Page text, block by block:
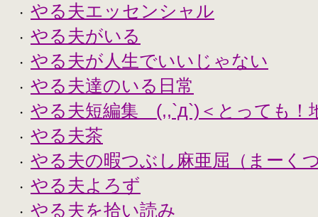
・ やる夫エッセンシャル
・ やる夫がいる
・ やる夫が人生でいいじゃない
・ やる夫達のいる日常
・ やる夫短編集 (,,`д`)＜とっても！
・ やる夫茶
・ やる夫の暇つぶし麻亜屈（まーく
・ やる夫よろず
・ やる夫を拾い読み